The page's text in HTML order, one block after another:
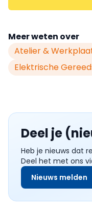
Meer weten over
Atelier &
Elektrische
Deel je
Heb je nieuws dat
Deel het met ons
Nieuws melden